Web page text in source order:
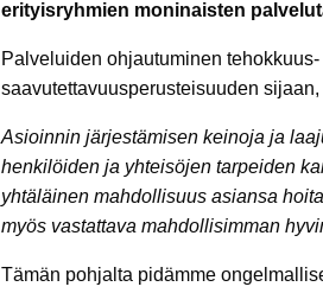
erityisryhmien moninaisten
Palveluiden ohjautuminen
saavutettavuusperusteisuuden
Asioinnin järjestämisen keinoja ja
henkilöiden ja yhteisöjen tarpeiden
yhtäläinen mahdollisuus asiansa
myös vastattava mahdollisimman
Tämän pohjalta pidämme